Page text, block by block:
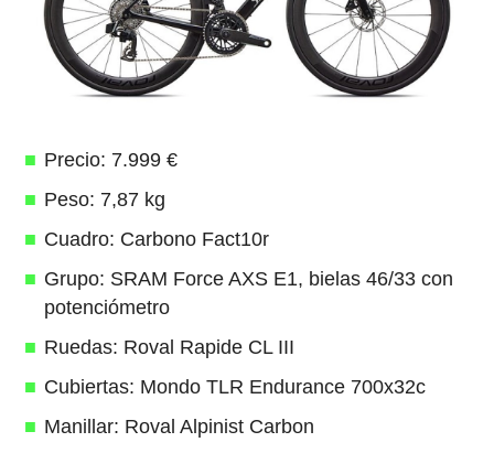
Precio: 7.999 €
Peso: 7,87 kg
Cuadro: Carbono Fact10r
Grupo: SRAM Force AXS E1, bielas 46/33 con
potenciómetro
Ruedas: Roval Rapide CL III
Cubiertas: Mondo TLR Endurance 700x32c
Manillar: Roval Alpinist Carbon